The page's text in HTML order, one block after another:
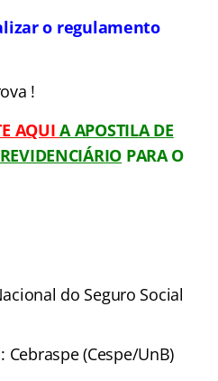
o regulamento
!
AQUIA APOSTILA DE
PARA O
do Seguro Social
: Cebraspe (Cespe/UnB)